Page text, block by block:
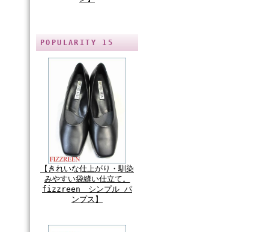
POPULARITY 15
【きれいな仕上がり・馴染
みやすい袋縫い仕立て。
fizzreen シンプル パ
ンプス】